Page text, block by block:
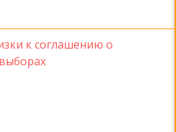
к соглашению о